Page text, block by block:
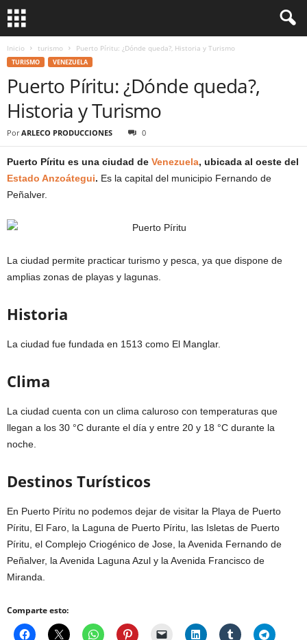
Inicio turismo Puerto Píritu: ¿Dónde queda?, Historia y Turismo
TURISMO VENEZUELA
Puerto Píritu: ¿Dónde queda?,
Historia y Turismo
Por ARLECO PRODUCCIONES 0
Puerto Píritu es una ciudad de Venezuela, ubicada al oeste del
Estado Anzoátegui. Es la capital del municipio Fernando de
Peñalver.
La ciudad permite practicar turismo y pesca, ya que dispone de
amplias zonas de playas y lagunas.
Historia
La ciudad fue fundada en 1513 como El Manglar.
Clima
La ciudad cuenta con un clima caluroso con temperaturas que
llegan a los 30 °C durante el día y entre 20 y 18 °C durante la
noche.
Destinos Turísticos
En Puerto Píritu no podemos dejar de visitar la Playa de Puerto
Píritu, El Faro, la Laguna de Puerto Píritu, las Isletas de Puerto
Píritu, el Complejo Criogénico de Jose, la Avenida Fernando de
Peñalver, la Avenida Laguna Azul y la Avenida Francisco de
Miranda.
Comparte esto: